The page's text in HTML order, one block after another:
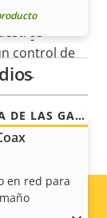
-
-
-
en red para
control de
OBTENGA MÁS INFORMACIÓN ACERCA DE LAS GARANTÍAS DE AXIS